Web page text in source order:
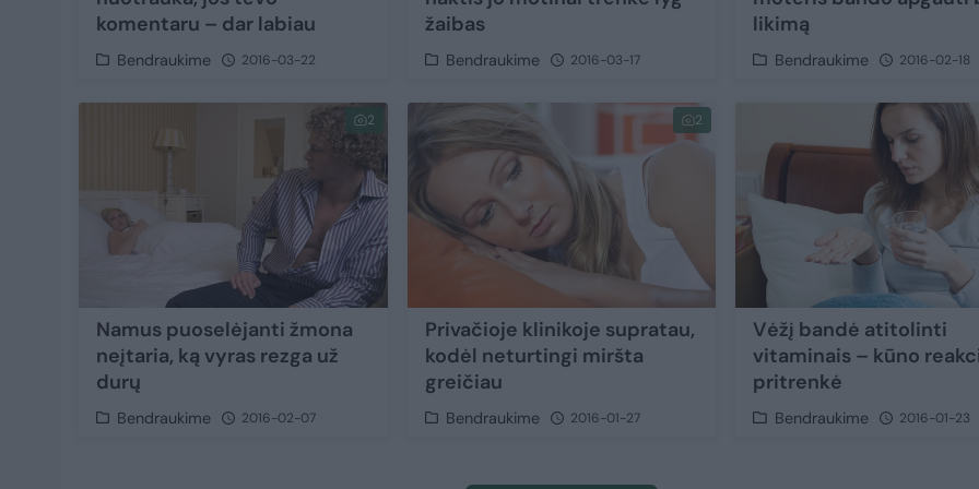
komentaru – dar labiau
Bendraukime 2016-03-22
žaibas
Bendraukime 2016-03-17
likimą
Bendraukime 2016-02-18
2
Namus puoselėjanti žmona
neįtaria, ką vyras rezga už
durų
Bendraukime 2016-02-07
2
Privačioje klinikoje supratau,
kodėl neturtingi miršta
greičiau
Bendraukime 2016-01-27
Vėžį bandė atitolinti
vitaminais – kūno
pritrenkė
Bendraukime 2016-01-23